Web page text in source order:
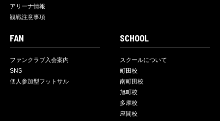
アリーナ情報
観戦注意事項
FAN
ファンクラブ入会案内
SNS
個人参加型フットサル
SCHOOL
スクールについて
町田校
南町田校
旭町校
多摩校
座間校